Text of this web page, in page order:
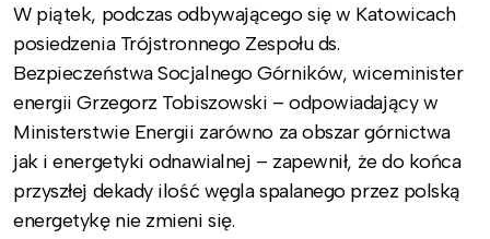
W piątek, podczas odbywającego się w Katowicach
posiedzenia Trójstronnego Zespołu ds.
Bezpieczeństwa Socjalnego Górników, wiceminister
energii Grzegorz Tobiszowski – odpowiadający w
Ministerstwie Energii zarówno za obszar górnictwa
jak i energetyki odnawialnej – zapewnił, że do końca
przyszłej dekady ilość węgla spalanego przez polską
energetykę nie zmieni się.